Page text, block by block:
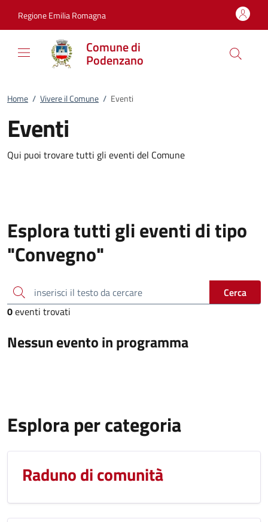
Regione Emilia Romagna
Comune di
Podenzano
Home / Vivere il Comune / Eventi
Eventi
Qui puoi trovare tutti gli eventi del Comune
Esplora tutti gli eventi di tipo
"Convegno"
inserisci il testo da cercare
Cerca
0eventi trovati
Nessun evento in programma
Esplora per categoria
Raduno di comunità